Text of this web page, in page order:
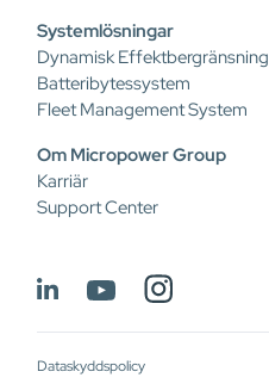
Systemlösningar
Dynamisk Effektbergränsning
Batteribytessystem
Fleet Management System
Om Micropower Group
Karriär
Support Center
Dataskyddspolicy